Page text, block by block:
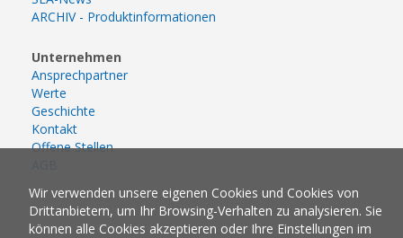
ARCHIV - Produktinformationen
Unternehmen
Ansprechpartner
Werte
Geschichte
Kontakt
Offene Stellen
Wir verwenden unsere eigenen Cookies und Cookies von
Drittanbietern, um Ihr Browsing-Verhalten zu analysieren. Sie
können alle Cookies akzeptieren oder Ihre Einstellungen im